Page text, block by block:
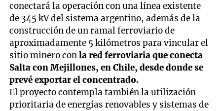
conectará la operación con una línea existente
de 345 kV del sistema argentino, además de la
construcción de un ramal ferroviario de
aproximadamente 5 kilómetros para vincular el
sitio minero conla red ferroviaria que conecta
Salta con Mejillones, en Chile, desde donde se
prevé exportar el concentrado.
El proyecto contempla también la utilización
prioritaria de energías renovables y sistemas de